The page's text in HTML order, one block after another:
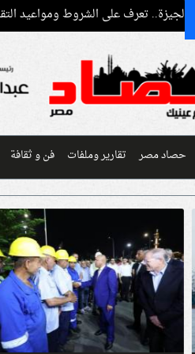
حصاد مصر تقارير وملفات فن و ثقافة